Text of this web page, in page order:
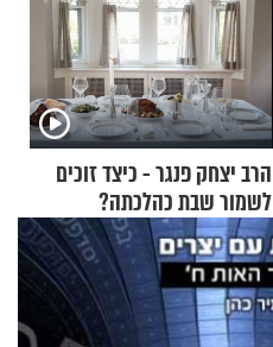
הרב יצחק פנגר - כיצד זוכים
לשמור שבת כהלכתה?